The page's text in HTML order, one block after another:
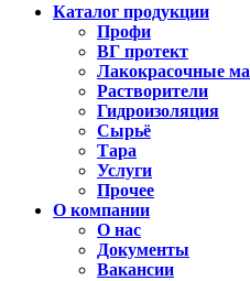
Каталог продукции
Профи
ВГ протект
Лакокрасочные
Растворители
Гидроизоляция
Сырьё
Тара
Услуги
Прочее
О компании
О нас
Документы
Вакансии